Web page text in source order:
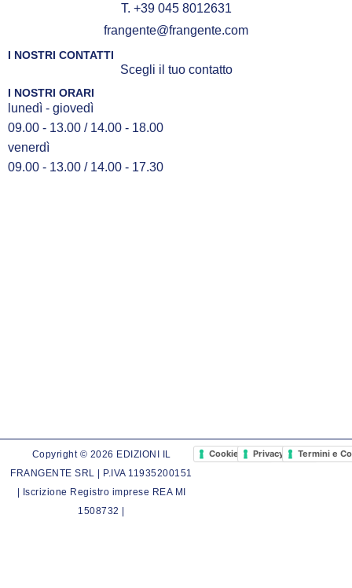
T. +39 045 8012631
frangente@frangente.com
I NOSTRI CONTATTI
Scegli il tuo contatto
I NOSTRI ORARI
lunedì - giovedì
09.00 - 13.00 / 14.00 - 18.00
venerdì
09.00 - 13.00 / 14.00 - 17.30
Copyright © 2026 EDIZIONI IL
FRANGENTE SRL | P.IVA 11935200151
| Iscrizione Registro imprese REA MI
1508732 |
Cookie PolicyPrivacy PolicyTermini e